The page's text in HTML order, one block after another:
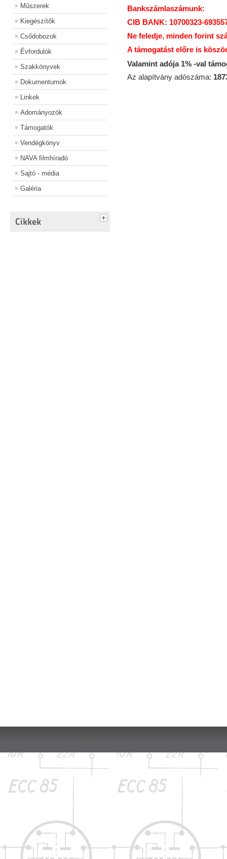
Műszerek
Kiegészítők
Csődobozok
Évfordulók
Szakkönyvek
Dokumentumok
Linkek
Adományozók
Támogatók
Vendégkönyv
NAVA filmhíradó
Sajtó - média
Galéria
Cikkek
Bankszámlaszámunk:
CIB BANK: 10700323-
Ne feledje, minden forint
A támogatást előre is
Valamint adója 1% -val
Az alapítvány adószáma: